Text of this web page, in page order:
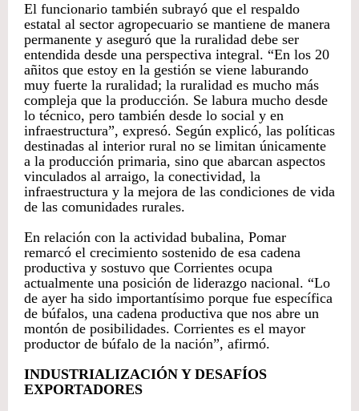
El funcionario también subrayó que el respaldo
estatal al sector agropecuario se mantiene de manera
permanente y aseguró que la ruralidad debe ser
entendida desde una perspectiva integral. “En los 20
añitos que estoy en la gestión se viene laburando
muy fuerte la ruralidad; la ruralidad es mucho más
compleja que la producción. Se labura mucho desde
lo técnico, pero también desde lo social y en
infraestructura”, expresó. Según explicó, las políticas
destinadas al interior rural no se limitan únicamente
a la producción primaria, sino que abarcan aspectos
vinculados al arraigo, la conectividad, la
infraestructura y la mejora de las condiciones de vida
de las comunidades rurales.
En relación con la actividad bubalina, Pomar
remarcó el crecimiento sostenido de esa cadena
productiva y sostuvo que Corrientes ocupa
actualmente una posición de liderazgo nacional. “Lo
de ayer ha sido importantísimo porque fue específica
de búfalos, una cadena productiva que nos abre un
montón de posibilidades. Corrientes es el mayor
productor de búfalo de la nación”, afirmó.
INDUSTRIALIZACIÓN Y DESAFÍOS
EXPORTADORES